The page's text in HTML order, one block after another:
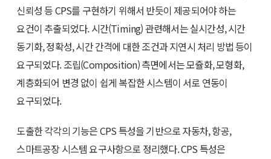
신뢰성 등 CPS를 구현하기 위해서 반듯이 제공되어야 하는
요건이 추출되었다. 시간(Timing) 관련해서는 실시간성, 시간
동기화, 정확성, 시간 간격에 대한 조건과 지연시 처리 방법 등이
요구되었다. 조립(Composition) 측면에서는 모쥴화, 모형화,
계층화되어 변경 없이 쉽게 복잡한 시스템이 서로 연동이
요구되었다.
도출한 각각의 기능은 CPS 특성을 기반으로 자동차, 항공,
스마트공장 시스템 요구사항으로 정리했다. CPS 특성은